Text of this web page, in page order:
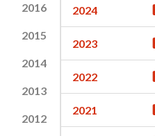
2016
2015
2014
2013
2012
2024
2023
2022
2021